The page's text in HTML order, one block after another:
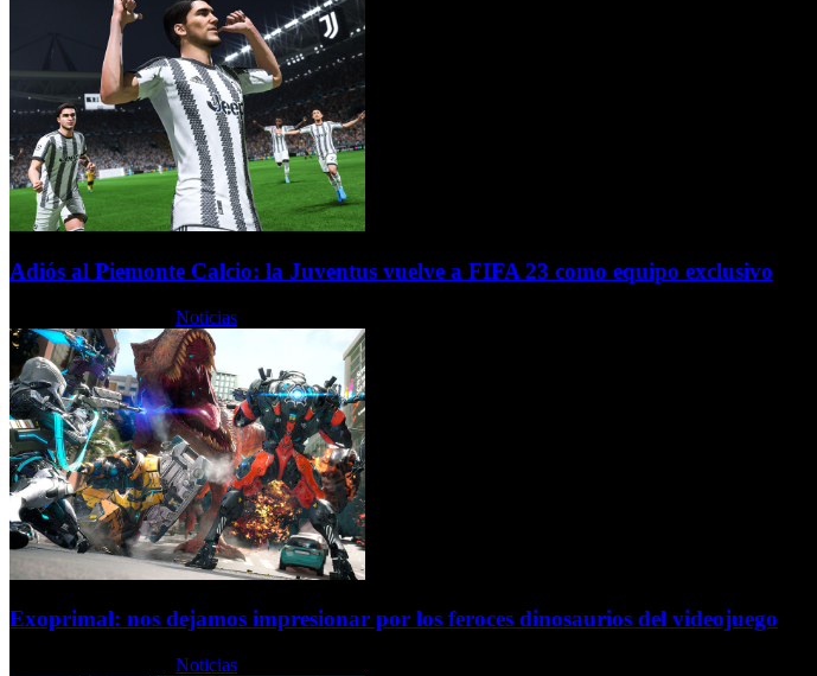
Adiós al Piemonte Calcio: la Juventus vuelve a FIFA 23 como equipo exclusivo
Noticias
Exoprimal: nos dejamos impresionar por los feroces dinosaurios del videojuego
Noticias